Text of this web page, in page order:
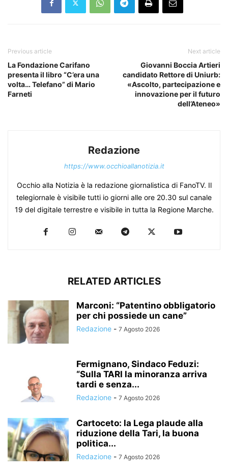
Previous article
La Fondazione Carifano
presenta il libro “C’era una
volta… Telefano” di Mario
Farneti
Next article
Giovanni Boccia Artieri
candidato Rettore di Uniurb:
«Ascolto, partecipazione e
innovazione per il futuro
dell’Ateneo»
Redazione
https://www.occhioallanotizia.it
Occhio alla Notizia è la redazione giornalistica di FanoTV. Il
telegiornale è visibile tutti io giorni alle ore 20.30 sul canale
19 del digitale terrestre e visibile in tutta la Regione Marche.
RELATED ARTICLES
Marconi: “Patentino obbligatorio
per chi possiede un cane”
Redazione - 7 Agosto 2026
Fermignano, Sindaco Feduzi:
“Sulla TARI la minoranza arriva
tardi e senza...
Redazione - 7 Agosto 2026
Cartoceto: la Lega plaude alla
riduzione della Tari, la buona
politica...
Redazione - 7 Agosto 2026